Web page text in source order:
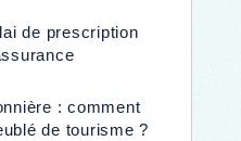
de prescription
: comment
de tourisme ?